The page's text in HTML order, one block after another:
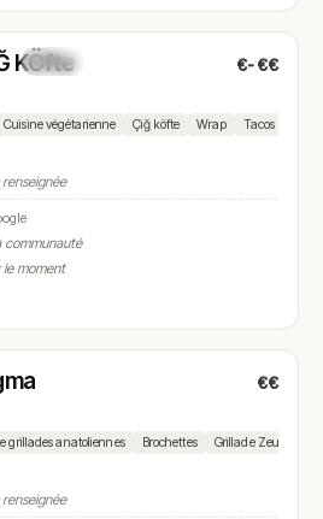
KÖfte €-€€
Cuisine végétarienne Çiğ köfte Wrap Tacos
renseignée
communauté
moment
€€
grillades anatoliennes Brochettes Grillade Zeugma
renseignée